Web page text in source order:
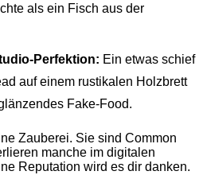
als ein Fisch aus der
Perfektion: Ein etwas schief
auf einem rustikalen Holzbrett
Fake-Food.
Zauberei. Sie sind Common
manche im digitalen
Reputation wird es dir danken.